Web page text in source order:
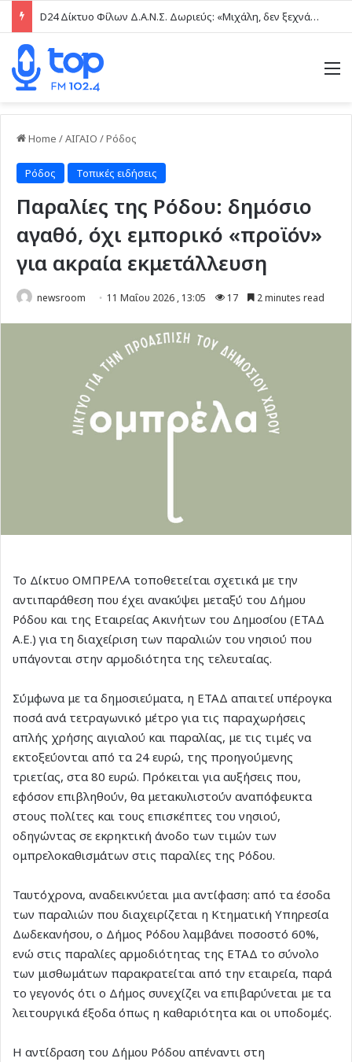
D24 Δίκτυο Φίλων Δ.Α.Ν.Σ. Δωριεύς: «Μιχάλη, δεν ξεχνάμε – Η βία δεν είναι μαγκιά»
Home /ΑΙΓΑΙΟ /Ρόδος
Ρόδος Τοπικές ειδήσεις
Παραλίες της Ρόδου: δημόσιο
αγαθό, όχι εμπορικό «προϊόν»
για ακραία εκμετάλλευση
newsroom 11 Μαΐου 2026 , 13:05 17 2 minutes read
Το Δίκτυο ΟΜΠΡΕΛΑ τοποθετείται σχετικά με την
αντιπαράθεση που έχει ανακύψει μεταξύ του Δήμου
Ρόδου και της Εταιρείας Ακινήτων του Δημοσίου (ΕΤΑΔ
Α.Ε.) για τη διαχείριση των παραλιών του νησιού που
υπάγονται στην αρμοδιότητα της τελευταίας.
Σύμφωνα με τα δημοσιεύματα, η ΕΤΑΔ απαιτεί υπέρογκα
ποσά ανά τετραγωνικό μέτρο για τις παραχωρήσεις
απλής χρήσης αιγιαλού και παραλίας, με τις τιμές να
εκτοξεύονται από τα 24 ευρώ, της προηγούμενης
τριετίας, στα 80 ευρώ. Πρόκειται για αυξήσεις που,
εφόσον επιβληθούν, θα μετακυλιστούν αναπόφευκτα
στους πολίτες και τους επισκέπτες του νησιού,
οδηγώντας σε εκρηκτική άνοδο των τιμών των
ομπρελοκαθισμάτων στις παραλίες της Ρόδου.
Ταυτόχρονα, αναδεικνύεται μια αντίφαση: από τα έσοδα
των παραλιών που διαχειρίζεται η Κτηματική Υπηρεσία
Δωδεκανήσου, ο Δήμος Ρόδου λαμβάνει ποσοστό 60%,
ενώ στις παραλίες αρμοδιότητας της ΕΤΑΔ το σύνολο
των μισθωμάτων παρακρατείται από την εταιρεία, παρά
το γεγονός ότι ο Δήμος συνεχίζει να επιβαρύνεται με τα
λειτουργικά έξοδα όπως η καθαριότητα και οι υποδομές.
Η αντίδραση του Δήμου Ρόδου απέναντι στη